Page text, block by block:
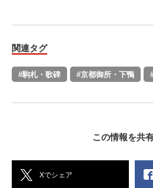
関連タグ
#駒札・歌碑 #京都御所・下鴨
この情報を共
Xでシェア